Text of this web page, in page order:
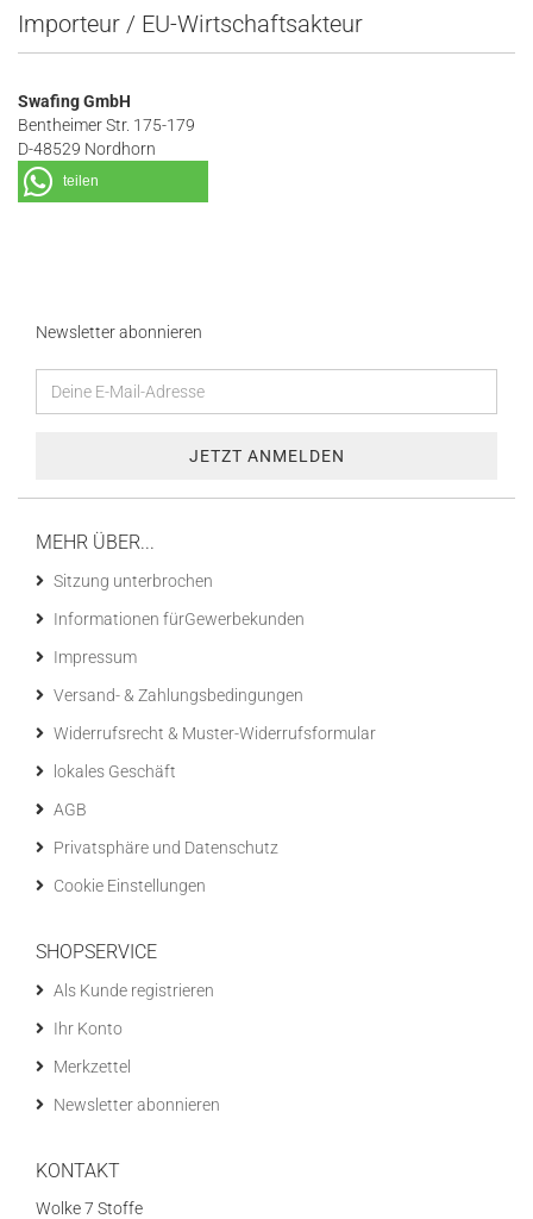
Importeur / EU-Wirtschaftsakteur
Swafing GmbH
Bentheimer Str. 175-179
D-48529 Nordhorn
teilen
Newsletter abonnieren
MEHR ÜBER...
Sitzung unterbrochen
Informationen fürGewerbekunden
Impressum
Versand- & Zahlungsbedingungen
Widerrufsrecht & Muster-Widerrufsformular
lokales Geschäft
AGB
Privatsphäre und Datenschutz
Cookie Einstellungen
SHOPSERVICE
Als Kunde registrieren
Ihr Konto
Merkzettel
Newsletter abonnieren
KONTAKT
Wolke 7 Stoffe